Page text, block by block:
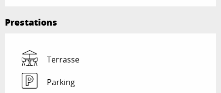
Prestations
Terrasse
Parking